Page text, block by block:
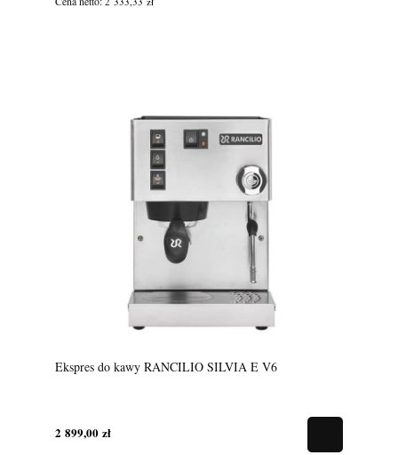
Ekspres do kawy RANCILIO SILVIA E V6
2 899,00 zł